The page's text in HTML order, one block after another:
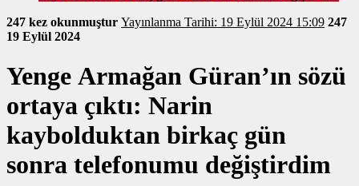
247 kez okunmuştur
Yayınlanma Tarihi: 19 Eylül 2024 15:09 247
19 Eylül 2024
Yenge Armağan Güran’ın sözü
ortaya çıktı: Narin
kaybolduktan birkaç gün
sonra telefonumu değiştirdim